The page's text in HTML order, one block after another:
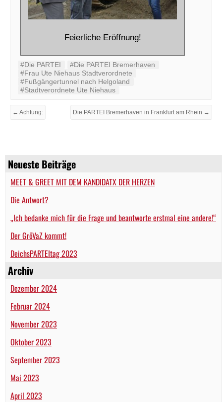
Neueste Beiträge
MEET & GREET MIT DEM KANDIDATX DER HERZEN
Die Antwort?
„Ich bedanke mich für die Frage und beantworte erstmal eine andere!“
Der GröVaZ kommt!
DeichsPARTEItag 2023
Archiv
Dezember 2024
Februar 2024
November 2023
Oktober 2023
September 2023
Mai 2023
April 2023
Feierliche Eröffnung!
#‬‪Die PARTEI‬
#Die PARTEI Bremerhaven
#Frau Ute Niehaus Stadtverordnete
#Fußgängertunnel nach Helgoland
#Stadtverordnete Ute Niehaus
← Achtung: Die PARTEI Bremerhaven in Frankfurt am Rhein →